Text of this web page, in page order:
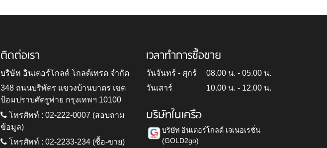
ติดต่อเรา
บริษัท อินเตอร์โกลด์ โกลด์เทรด จำกัด
348 ถนนบริพัตร แขวงบ้านบาตร เขต
ป้อมปราบศัตรูพ่าย กรุงเทพฯ 10100
โทรศัพท์ : 02-222-0007 (สอบถาม
ข้อมูล)
โทรศัพท์ : 02-2233-234 (ซื้อ-ขาย)
เวลาทำการซื้อขาย
วันจันทร์ - ศุกร์
08.00 น. - 05.00 น.
วันเสาร์
10.00 น. - 12.00 น.
บริษัทในเครือ
บริษัท อินเตอร์โกลด์ เจเนอเรชั่น
(GOLD2go)